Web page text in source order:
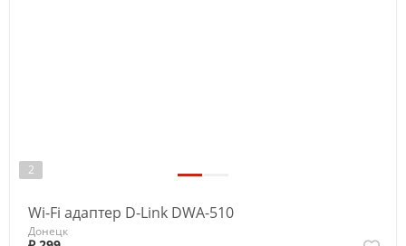
2
Wi-Fi адаптер D-Link DWA-510
Донецк